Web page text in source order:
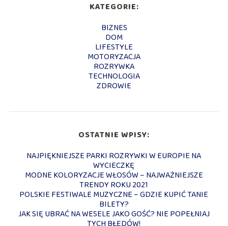
KATEGORIE:
BIZNES
DOM
LIFESTYLE
MOTORYZACJA
ROZRYWKA
TECHNOLOGIA
ZDROWIE
OSTATNIE WPISY:
NAJPIĘKNIEJSZE PARKI ROZRYWKI W EUROPIE NA
WYCIECZKĘ
MODNE KOLORYZACJE WŁOSÓW – NAJWAŻNIEJSZE
TRENDY ROKU 2021
POLSKIE FESTIWALE MUZYCZNE – GDZIE KUPIĆ TANIE
BILETY?
JAK SIĘ UBRAĆ NA WESELE JAKO GOŚĆ? NIE POPEŁNIAJ